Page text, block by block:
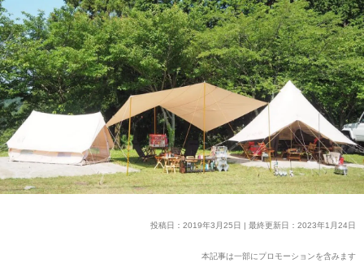
投稿日：2019年3月25日 | 最終更新日：2023年1月24日
本記事は一部にプロモーションを含みます